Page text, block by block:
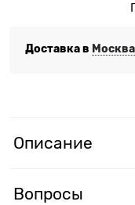
Доставка в Москва
Описание
Вопросы